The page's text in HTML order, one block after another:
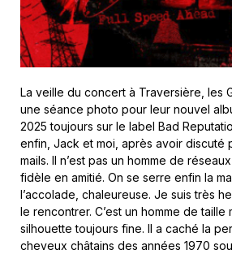
La veille du concert à Traversière, les
une séance photo pour leur nouvel
2025 toujours sur le label Bad
enfin, Jack et moi, après avoir discuté
mails. Il n’est pas un homme de
fidèle en amitié. On se serre enfin la
l’accolade, chaleureuse. Je suis très
le rencontrer. C’est un homme de taille
silhouette toujours fine. Il a caché la
cheveux châtains des années 1970